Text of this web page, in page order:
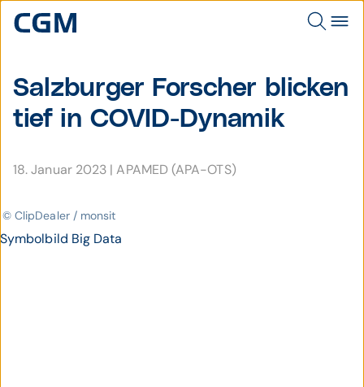
Salzburger Forscher blicken
tief in COVID-Dynamik
18. Januar 2023 |APAMED (APA-OTS)
© ClipDealer / monsit
Symbolbild Big Data